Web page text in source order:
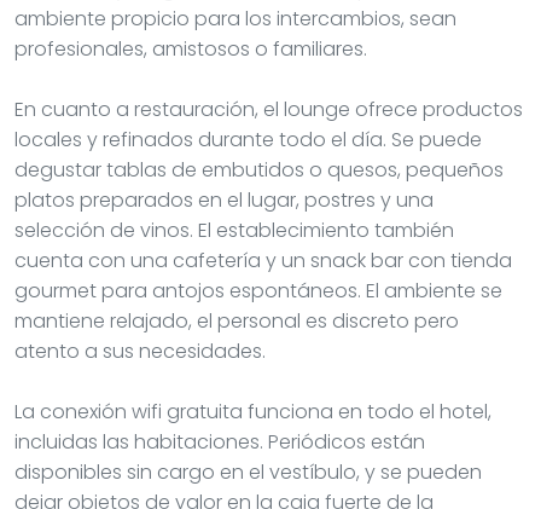
ambiente propicio para los intercambios, sean
profesionales, amistosos o familiares.
En cuanto a restauración, el lounge ofrece productos
locales y refinados durante todo el día. Se puede
degustar tablas de embutidos o quesos, pequeños
platos preparados en el lugar, postres y una
selección de vinos. El establecimiento también
cuenta con una cafetería y un snack bar con tienda
gourmet para antojos espontáneos. El ambiente se
mantiene relajado, el personal es discreto pero
atento a sus necesidades.
La conexión wifi gratuita funciona en todo el hotel,
incluidas las habitaciones. Periódicos están
disponibles sin cargo en el vestíbulo, y se pueden
dejar objetos de valor en la caja fuerte de la